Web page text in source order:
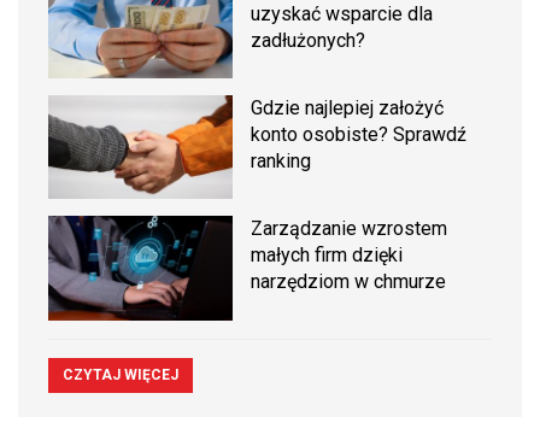
uzyskać wsparcie dla
zadłużonych?
Gdzie najlepiej założyć
konto osobiste? Sprawdź
ranking
Zarządzanie wzrostem
małych firm dzięki
narzędziom w chmurze
CZYTAJ WIĘCEJ